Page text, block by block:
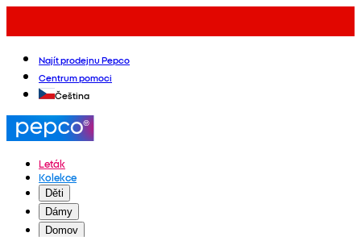
Najít prodejnu Pepco
Centrum pomoci
Čeština
Leták
Kolekce
Děti
Dámy
Domov